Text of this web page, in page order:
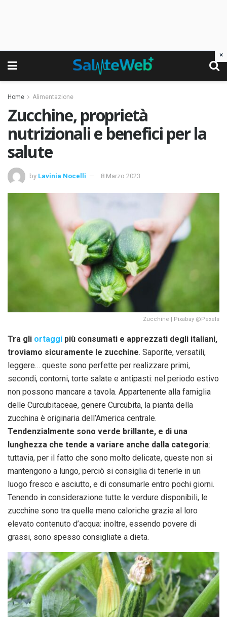
Home Alimentazione
Zucchine, proprietà
nutrizionali e benefici per la
salute
by Lavinia Nocelli 8 Marzo 2023
Zucchine | Pixabay @Pexels
Tra gli ortaggi più consumati e apprezzati degli italiani,
troviamo sicuramente le zucchine. Saporite, versatili,
leggere… queste sono perfette per realizzare primi,
secondi, contorni, torte salate e antipasti: nel periodo estivo
non possono mancare a tavola. Appartenente alla famiglia
delle Curcubitaceae, genere Curcubita, la pianta della
zucchina è originaria dell’America centrale.
Tendenzialmente sono verde brillante, e di una
lunghezza che tende a variare anche dalla categoria:
tuttavia, per il fatto che sono molto delicate, queste non si
mantengono a lungo, perciò si consiglia di tenerle in un
luogo fresco e asciutto, e di consumarle entro pochi giorni.
Tenendo in considerazione tutte le verdure disponibili, le
zucchine sono tra quelle meno caloriche grazie al loro
elevato contenuto d’acqua: inoltre, essendo povere di
grassi, sono spesso consigliate a dieta.
×